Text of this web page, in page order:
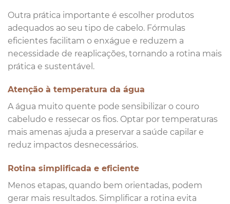
Outra prática importante é escolher produtos
adequados ao seu tipo de cabelo. Fórmulas
eficientes facilitam o enxágue e reduzem a
necessidade de reaplicações, tornando a rotina mais
prática e sustentável.
Atenção à temperatura da água
A água muito quente pode sensibilizar o couro
cabeludo e ressecar os fios. Optar por temperaturas
mais amenas ajuda a preservar a saúde capilar e
reduz impactos desnecessários.
Rotina simplificada e eficiente
Menos etapas, quando bem orientadas, podem
gerar mais resultados. Simplificar a rotina evita